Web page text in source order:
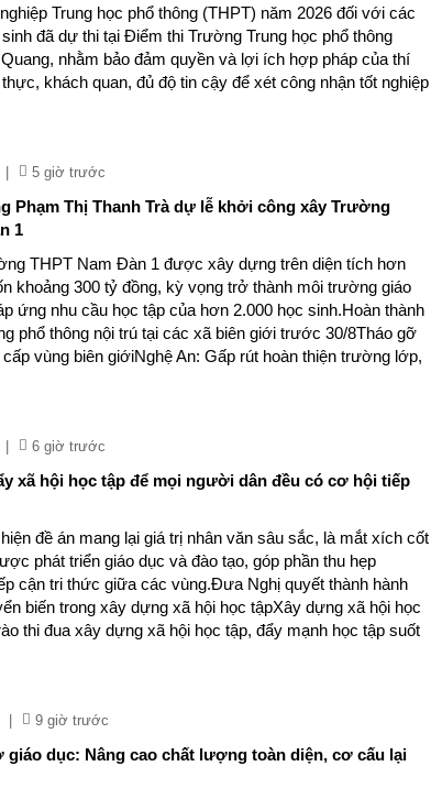
Trung học phổ thông (THPT) năm 2026 đối với các
đã dự thi tại Điểm thi Trường Trung học phổ thông
nhằm bảo đảm quyền và lợi ích hợp pháp của thí
khách quan, đủ độ tin cậy để xét công nhận tốt nghiệp
5 giờ trước
Phạm Thị Thanh Trà dự lễ khởi công xây Trường
1
THPT Nam Đàn 1 được xây dựng trên diện tích hơn
khoảng 300 tỷ đồng, kỳ vọng trở thành môi trường giáo
ứng nhu cầu học tập của hơn 2.000 học sinh.Hoàn thành
phổ thông nội trú tại các xã biên giới trước 30/8Tháo gỡ
vùng biên giớiNghệ An: Gấp rút hoàn thiện trường lớp,
6 giờ trước
xã hội học tập để mọi người dân đều có cơ hội tiếp
đề án mang lại giá trị nhân văn sâu sắc, là mắt xích cốt
phát triển giáo dục và đào tạo, góp phần thu hẹp
cận tri thức giữa các vùng.Đưa Nghị quyết thành hành
biến trong xây dựng xã hội học tậpXây dựng xã hội học
thi đua xây dựng xã hội học tập, đẩy mạnh học tập suốt
9 giờ trước
giáo dục: Nâng cao chất lượng toàn diện, cơ cấu lại